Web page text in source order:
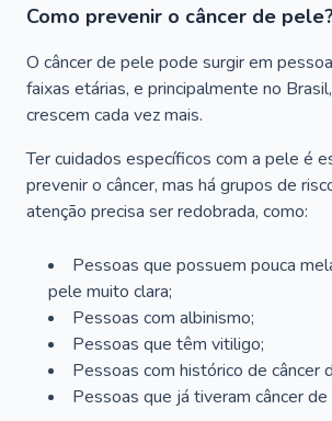
Como prevenir o câncer de
O câncer de pele pode surgir em
faixas etárias, e principalmente no
crescem cada vez mais.
Ter cuidados específicos com a pele é
prevenir o câncer, mas há grupos de
atenção precisa ser redobrada, como:
Pessoas que possuem pouca
pele muito clara;
Pessoas com albinismo;
Pessoas que têm vitiligo;
Pessoas com histórico de câncer
Pessoas que já tiveram câncer de